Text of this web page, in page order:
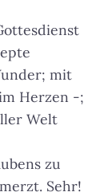
mit
Herzen -;
Welt
zu
Sehr!